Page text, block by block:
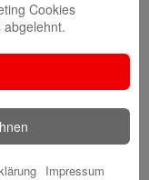
Cookies
abgelehnt.
Impressum